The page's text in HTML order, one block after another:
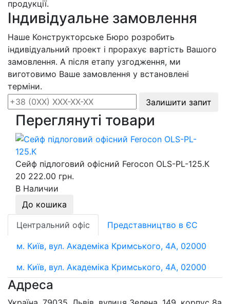
продукції.
Індивідуальне замовлення
Наше Конструкторське Бюро розробить
індивідуальний проект і прорахує вартість Вашого
замовлення. А після етапу узгодження, ми
виготовимо Ваше замовлення у встановлені
терміни.
Залишити запит
Переглянуті товари
Сейф підлоговий офісний Ferocon OLS-PL-125.К
20 222.00 грн.
В Наличии
До кошика
Центральний офіс
Представництво в ЄС
м. Київ, вул. Академіка Кримського, 4А, 02000
м. Київ, вул. Академіка Кримського, 4А, 02000
Адреса